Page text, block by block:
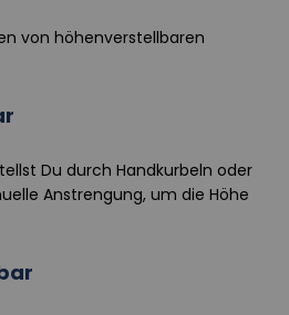
von höhenverstellbaren
Du durch Handkurbeln oder
Anstrengung, um die Höhe